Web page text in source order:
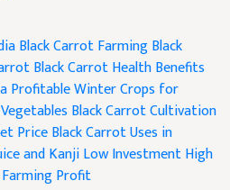
Black Carrot FarmingBlack
Black Carrot Health Benefits
Profitable Winter Crops for
Black Carrot Cultivation
PriceBlack Carrot Uses in
and KanjiLow Investment High
Profit